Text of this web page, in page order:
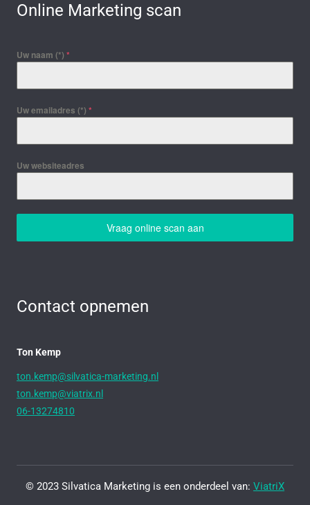
Online Marketing scan
Uw naam (*) *
Uw emailadres (*) *
Uw websiteadres
Vraag online scan aan
Contact opnemen
Ton Kemp
ton.kemp@silvatica-marketing.nl
ton.kemp@viatrix.nl
06-13274810
© 2023 Silvatica Marketing is een onderdeel van: ViatriX